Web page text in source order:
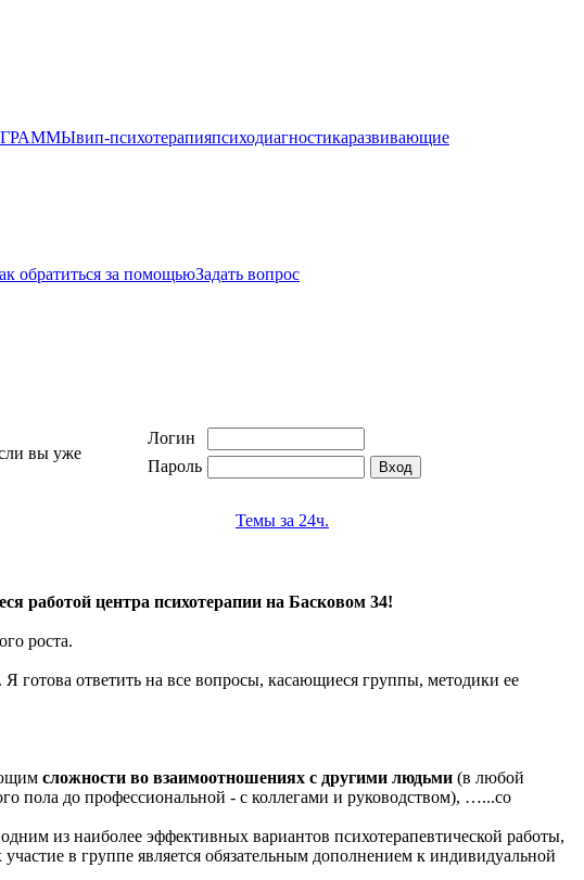
вип-психотерапияпсиходиагностикаразвивающие
обратиться за помощьюЗадать вопрос
вы уже
Логин
Пароль
Темы за 24ч.
работой центра психотерапии на Басковом 34!
роста.
ответить на все вопросы, касающиеся группы, методики ее
сложности во взаимоотношениях с другими людьми (в любой
пола до профессиональной - с коллегами и руководством), …...со
из наиболее эффективных вариантов психотерапевтической работы,
в группе является обязательным дополнением к индивидуальной